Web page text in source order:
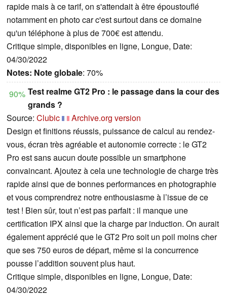
rapide mais à ce tarif, on s'attendait à être époustouflé
notamment en photo car c'est surtout dans ce domaine
qu'un téléphone à plus de 700€ est attendu.
Critique simple, disponibles en ligne, Longue, Date:
04/30/2022
Notes: Note globale: 70%
90% Test realme GT2 Pro : le passage dans la cour des
grands ?
Source: Clubic
Archive.org version
Design et finitions réussis, puissance de calcul au rendez-
vous, écran très agréable et autonomie correcte : le GT2
Pro est sans aucun doute possible un smartphone
convaincant. Ajoutez à cela une technologie de charge très
rapide ainsi que de bonnes performances en photographie
et vous comprendrez notre enthousiasme à l’issue de ce
test ! Bien sûr, tout n’est pas parfait : il manque une
certification IPX ainsi que la charge par induction. On aurait
également apprécié que le GT2 Pro soit un poil moins cher
que ses 750 euros de départ, même si la concurrence
pousse l’addition souvent plus haut.
Critique simple, disponibles en ligne, Longue, Date:
04/30/2022